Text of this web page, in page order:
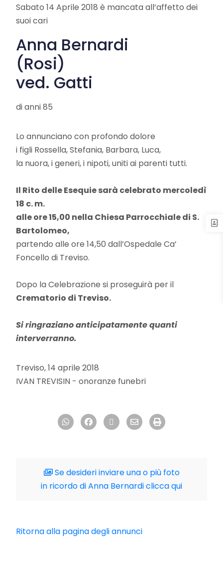
Sabato 14 Aprile 2018 è mancata all’affetto dei
suoi cari
Anna Bernardi
(Rosi)
ved. Gatti
di anni 85
Lo annunciano con profondo dolore
i figli Rossella, Stefania, Barbara, Luca,
la nuora, i generi, i nipoti, uniti ai parenti tutti.
Il Rito delle Esequie sarà celebrato mercoledì
18 c. m.
alle ore 15,00 nella Chiesa Parrocchiale di S.
Bartolomeo,
partendo alle ore 14,50 dall’Ospedale Ca’
Foncello di Treviso.
Dopo la Celebrazione si proseguirà per il
Crematorio di Treviso.
Si ringraziano anticipatamente quanti
interverranno.
Treviso, 14 aprile 2018
IVAN TREVISIN - onoranze funebri
Se desideri inviare una o più foto
in ricordo di Anna Bernardi clicca qui
Ritorna alla pagina degli annunci